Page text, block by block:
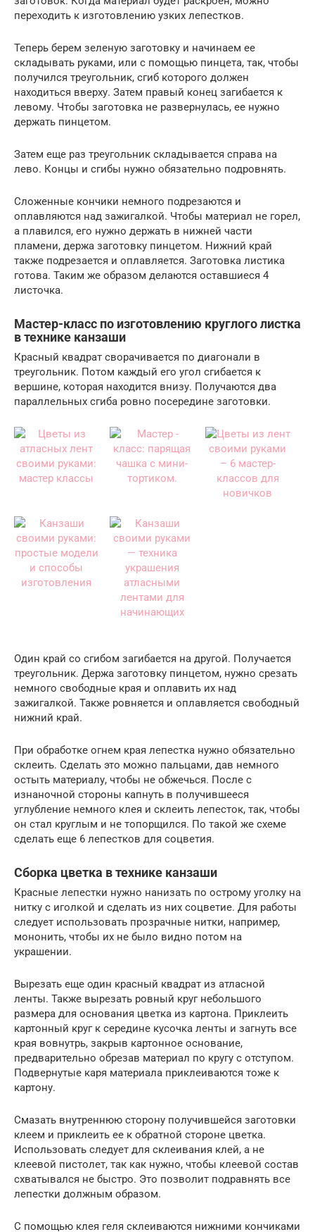
переходить к изготовлению узких лепестков.
Теперь берем зеленую заготовку и начинаем ее
складывать руками, или с помощью пинцета, так, чтобы
получился треугольник, сгиб которого должен
находиться вверху. Затем правый конец загибается к
левому. Чтобы заготовка не развернулась, ее нужно
держать пинцетом.
Затем еще раз треугольник складывается справа на
лево. Концы и сгибы нужно обязательно подровнять.
Сложенные кончики немного подрезаются и
оплавляются над зажигалкой. Чтобы материал не горел,
а плавился, его нужно держать в нижней части
пламени, держа заготовку пинцетом. Нижний край
также подрезается и оплавляется. Заготовка листика
готова. Таким же образом делаются оставшиеся 4
листочка.
Мастер-класс по изготовлению круглого листка
в технике канзаши
Красный квадрат сворачивается по диагонали в
треугольник. Потом каждый его угол сгибается к
вершине, которая находится внизу. Получаются два
параллельных сгиба ровно посередине заготовки.
Один край со сгибом загибается на другой. Получается
треугольник. Держа заготовку пинцетом, нужно срезать
немного свободные края и оплавить их над
зажигалкой. Также ровняется и оплавляется свободный
нижний край.
При обработке огнем края лепестка нужно обязательно
склеить. Сделать это можно пальцами, дав немного
остыть материалу, чтобы не обжечься. После с
изнаночной стороны капнуть в получившееся
углубление немного клея и склеить лепесток, так, чтобы
он стал круглым и не топорщился. По такой же схеме
сделать еще 6 лепестков для соцветия.
Сборка цветка в технике канзаши
Красные лепестки нужно нанизать по острому уголку на
нитку с иголкой и сделать из них соцветие. Для работы
следует использовать прозрачные нитки, например,
мононить, чтобы их не было видно потом на
украшении.
Вырезать еще один красный квадрат из атласной
ленты. Также вырезать ровный круг небольшого
размера для основания цветка из картона. Приклеить
картонный круг к середине кусочка ленты и загнуть все
края вовнутрь, закрыв картонное основание,
предварительно обрезав материал по кругу с отступом.
Подвернутые каря материала приклеиваются тоже к
картону.
Смазать внутреннюю сторону получившейся заготовки
клеем и приклеить ее к обратной стороне цветка.
Использовать следует для склеивания клей, а не
клеевой пистолет, так как нужно, чтобы клеевой состав
схватывался не быстро. Это позволит подравнять все
лепестки должным образом.
С помощью клея геля склеиваются нижними кончиками